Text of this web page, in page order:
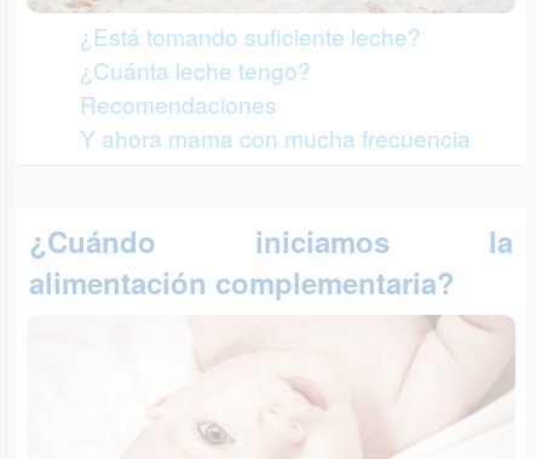
¿Está tomando suficiente leche?
¿Cuánta leche tengo?
Recomendaciones
Y ahora mama con mucha frecuencia
¿Cuándo iniciamos la
alimentación complementaria?